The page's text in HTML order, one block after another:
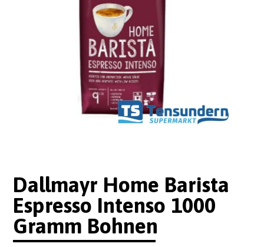
Dallmayr Home Barista
Espresso Intenso 1000
Gramm Bohnen